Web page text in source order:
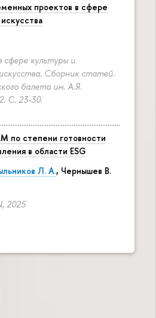
проектов в сфере
культуры и
Сборник статей.
балета им. А.Я.
С. 23-30.
по степени готовности
в области ESG
Л. А., Чернышев В.
2025